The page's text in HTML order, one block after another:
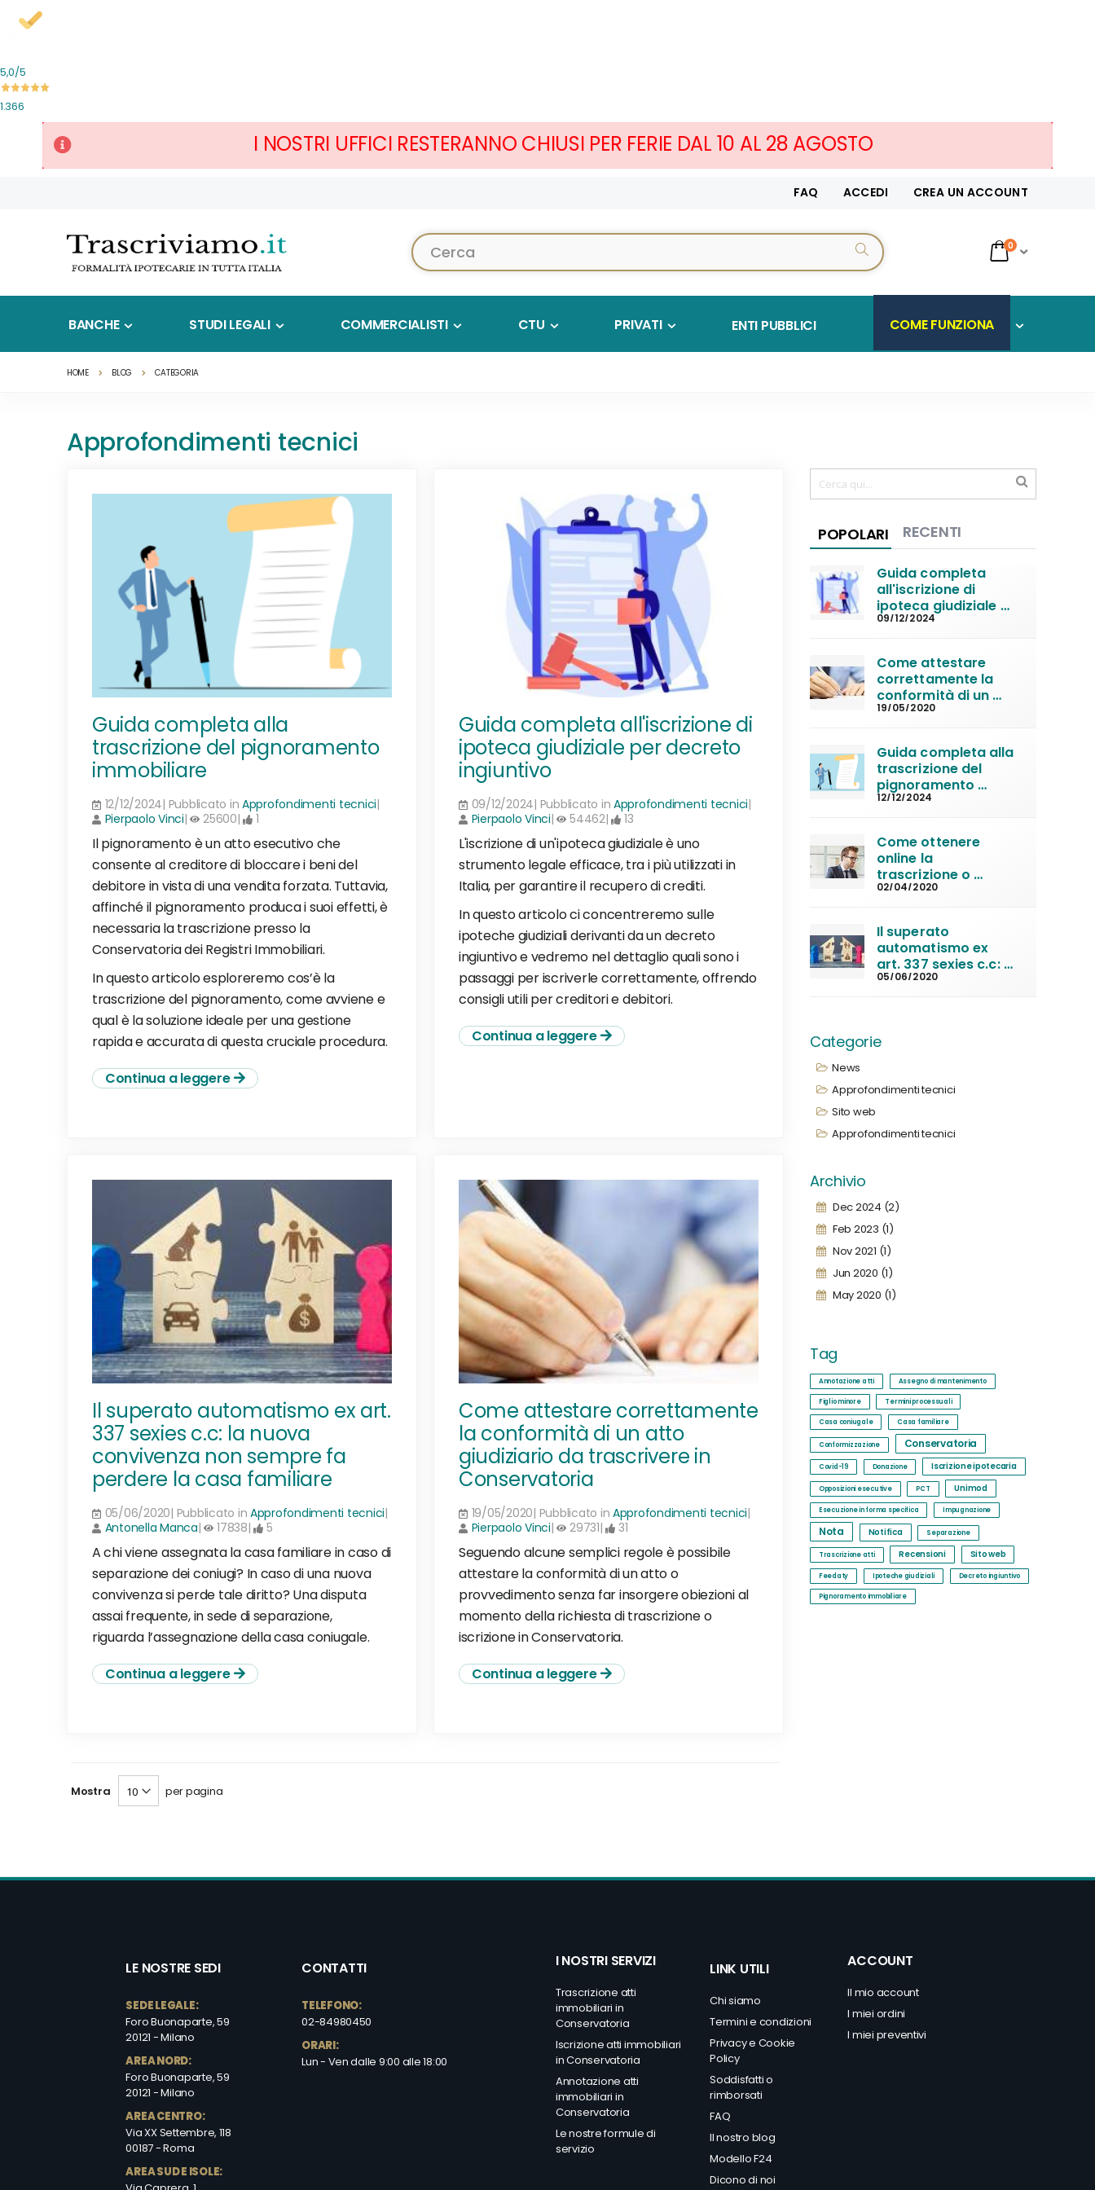
5,0/5
1.366
I NOSTRI UFFICI RESTERANNO CHIUSI PER FERIE DAL 10 AL 28 AGOSTO
FAQ ACCEDI CREA UN ACCOUNT
Cart
0servizi
Cerca...
CERCA...
BANCHE STUDI LEGALI COMMERCIALISTI CTU PRIVATI ENTI PUBBLICI COME FUNZIONA
HOME BLOG CATEGORIA
Approfondimenti tecnici
Guida completa alla
trascrizione del pignoramento
immobiliare
12/12/2024| Pubblicato in Approfondimenti tecnici|
Pierpaolo Vinci| 25600| 1
Il pignoramento è un atto esecutivo che
consente al creditore di bloccare i beni del
debitore in vista di una vendita forzata. Tuttavia,
affinché il pignoramento produca i suoi effetti, è
necessaria la trascrizione presso la
Conservatoria dei Registri Immobiliari.
In questo articolo esploreremo cos’è la
trascrizione del pignoramento, come avviene e
qual è la soluzione ideale per una gestione
rapida e accurata di questa cruciale procedura.
Continua a leggere
Guida completa all'iscrizione di
ipoteca giudiziale per decreto
ingiuntivo
09/12/2024| Pubblicato in Approfondimenti tecnici|
Pierpaolo Vinci| 54462| 13
L'iscrizione di un'ipoteca giudiziale è uno
strumento legale efficace, tra i più utilizzati in
Italia, per garantire il recupero di crediti.
In questo articolo ci concentreremo sulle
ipoteche giudiziali derivanti da un decreto
ingiuntivo e vedremo nel dettaglio quali sono i
passaggi per iscriverle correttamente, offrendo
consigli utili per creditori e debitori.
Continua a leggere
Il superato automatismo ex art.
337 sexies c.c: la nuova
convivenza non sempre fa
perdere la casa familiare
05/06/2020| Pubblicato in Approfondimenti tecnici|
Antonella Manca| 17838| 5
A chi viene assegnata la casa familiare in caso di
separazione dei coniugi? In caso di una nuova
convivenza si perde tale diritto? Una disputa
assai frequente, in sede di separazione,
riguarda l’assegnazione della casa coniugale.
Continua a leggere
Come attestare correttamente
la conformità di un atto
giudiziario da trascrivere in
Conservatoria
19/05/2020| Pubblicato in Approfondimenti tecnici|
Pierpaolo Vinci| 29731| 31
Seguendo alcune semplici regole è possibile
attestare la conformità di un atto o
provvedimento senza far insorgere obiezioni al
momento della richiesta di trascrizione o
iscrizione in Conservatoria.
Continua a leggere
Mostra per pagina
POPOLARI
Guida completa
all'iscrizione di
ipoteca giudiziale
per decreto
09/12/2024
Come attestare
correttamente la
conformità di un
atto giudiziario da
Conservatoria
19/05/2020
Guida completa alla
trascrizione del
pignoramento
immobiliare
12/12/2024
Come ottenere
online la
trascrizione o
iscrizione di un atto
02/04/2020
Il superato
automatismo ex
art. 337 sexies c.c:
la nuova
05/06/2020
RECENTI
Categorie
News
Approfondimenti tecnici
Sito web
Approfondimenti tecnici
Archivio
Dec 2024 (2)
Feb 2023 (1)
Nov 2021 (1)
Jun 2020 (1)
May 2020 (1)
Tag
Annotazione atti Assegno di mantenimento
Figlio minore Termini processuali
Casa coniugale Casa familiare
Conformizzazione Conservatoria
Covid-19 Donazione Iscrizione ipotecaria
Opposizioni esecutive PCT Unimod
Esecuzione in forma specifica Impugnazione
Nota Notifica Separazione
Trascrizione atti Recensioni Sito web
Feedaty Ipoteche giudiziali Decreto ingiuntivo
Pignoramento immobiliare
LE NOSTRE SEDI
SEDE LEGALE:
Foro Buonaparte, 59
20121 - Milano
AREA NORD:
Foro Buonaparte, 59
20121 - Milano
AREA CENTRO:
Via XX Settembre, 118
00187 - Roma
AREA SUD E ISOLE:
CONTATTI
TELEFONO:
02-84980450
ORARI:
Lun - Ven dalle 9:00 alle 18:00
I NOSTRI SERVIZI
Trascrizione atti
immobiliari in
Conservatoria
Iscrizione atti immobiliari
in Conservatoria
Annotazione atti
immobiliari in
Conservatoria
Le nostre formule di
servizio
LINK UTILI
Chi siamo
Termini e condizioni
Privacye Cookie
Policy
Soddisfatti o
rimborsati
FAQ
Il nostro blog
Modello F24
Dicono di noi
ACCOUNT
Il mio account
I miei ordini
I miei preventivi